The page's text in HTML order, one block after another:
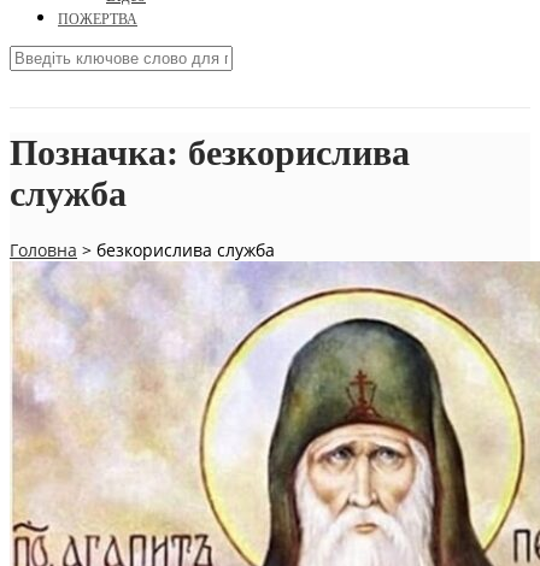
ПОЖЕРТВА
Позначка: безкорислива
служба
Головна > безкорислива служба